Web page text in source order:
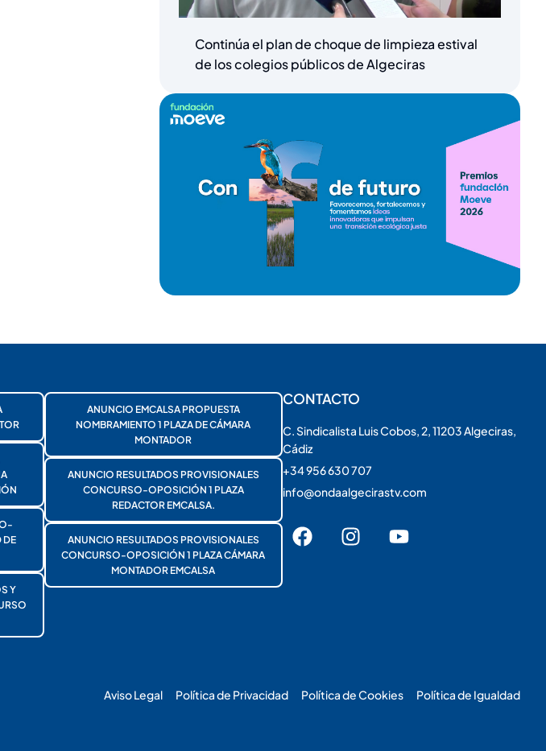
Continúa el plan de choque de limpieza estival
de los colegios públicos de Algeciras
DE
Y
ANUNCIO EMCALSA PROPUESTA
NOMBRAMIENTO 1 PLAZA DE CÁMARA
MONTADOR
ANUNCIO RESULTADOS PROVISIONALES
CONCURSO-OPOSICIÓN 1 PLAZA
REDACTOR EMCALSA.
ANUNCIO RESULTADOS PROVISIONALES
CONCURSO-OPOSICIÓN 1 PLAZA CÁMARA
MONTADOR EMCALSA
CONTACTO
C. Sindicalista Luis Cobos, 2, 11203 Algeciras,
Cádiz
+34 956 630 707
info@ondaalgecirastv.com
Aviso Legal Política de Privacidad Política de Cookies Política de Igualdad